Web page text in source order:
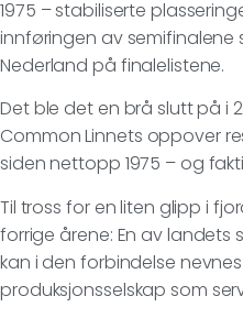
1975 – stabiliserte
innføringen av semifinalene
Nederland på finalelistene.
Det ble det en brå slutt på i
Common Linnets oppover
siden nettopp 1975 – og
Til tross for en liten glipp i
forrige årene: En av landets
kan i den forbindelse
produksjonsselskap som